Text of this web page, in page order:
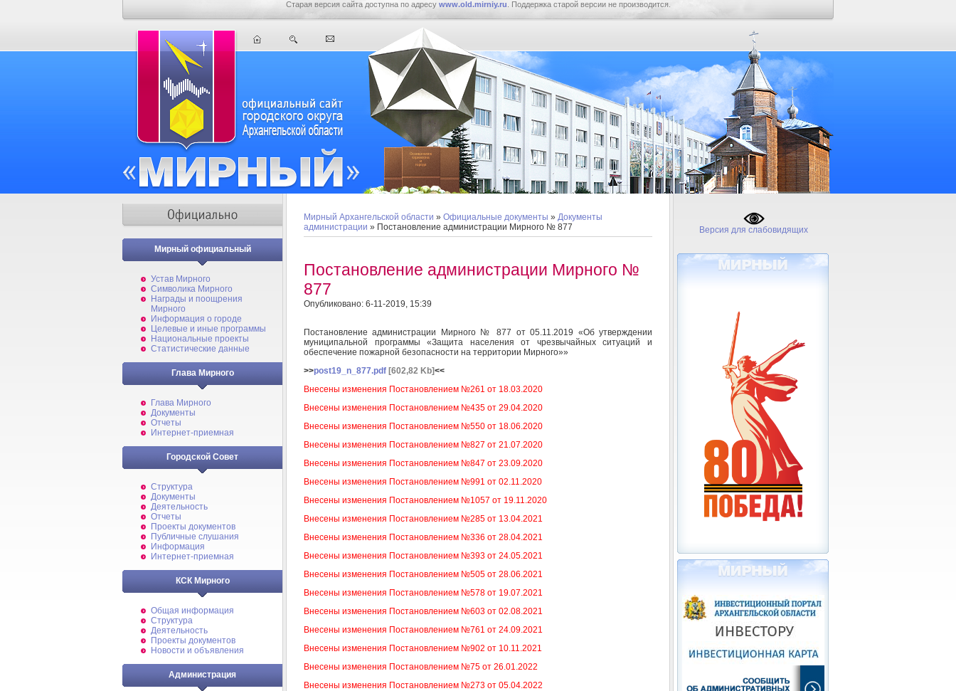
Старая версия сайта доступна по адресу www.old.mirniy.ru . Поддержка старой версии не производится.
Мирный официальный
Устав Мирного
Символика Мирного
Награды и поощрения
Мирного
Информация о городе
Целевые и иные программы
Национальные проекты
Статистические данные
Глава Мирного
Глава Мирного
Документы
Отчеты
Интернет-приемная
Городской Совет
Структура
Документы
Деятельность
Отчеты
Проекты документов
Публичные слушания
Информация
Интернет-приемная
КСК Мирного
Общая информация
Структура
Деятельность
Проекты документов
Новости и объявления
Администрация
Мирный Архангельской области » Официальные документы » Документы
администрации » Постановление администрации Мирного № 877
Постановление администрации Мирного №
877
Опубликовано: 6-11-2019, 15:39
Постановление администрации Мирного № 877 от 05.11.2019 «Об утверждении
муниципальной программы «Защита населения от чрезвычайных ситуаций и
обеспечение пожарной безопасности на территории Мирного»»
>>post19_n_877.pdf [602,82 Kb]<<
Внесены изменения Постановлением №261 от 18.03.2020
Внесены изменения Постановлением №435 от 29.04.2020
Внесены изменения Постановлением №550 от 18.06.2020
Внесены изменения Постановлением №827 от 21.07.2020
Внесены изменения Постановлением №847 от 23.09.2020
Внесены изменения Постановлением №991 от 02.11.2020
Внесены изменения Постановлением №1057 от 19.11.2020
Внесены изменения Постановлением №285 от 13.04.2021
Внесены изменения Постановлением №336 от 28.04.2021
Внесены изменения Постановлением №393 от 24.05.2021
Внесены изменения Постановлением №505 от 28.06.2021
Внесены изменения Постановлением №578 от 19.07.2021
Внесены изменения Постановлением №603 от 02.08.2021
Внесены изменения Постановлением №761 от 24.09.2021
Внесены изменения Постановлением №902 от 10.11.2021
Внесены изменения Постановлением №75 от 26.01.2022
Внесены изменения Постановлением №273 от 05.04.2022
Версия для слабовидящих